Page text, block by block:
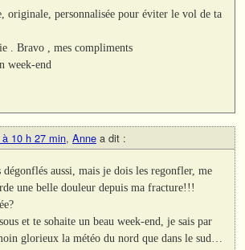
originale, personnalisée pour éviter le vol de ta
. Bravo , mes compliments
week-end
10 h 27 min, Anne a dit :
aussi, mais je dois les regonfler, me
une belle douleur depuis ma fracture!!!
et te sohaite un beau week-end, je sais par
glorieux la météo du nord que dans le sud…